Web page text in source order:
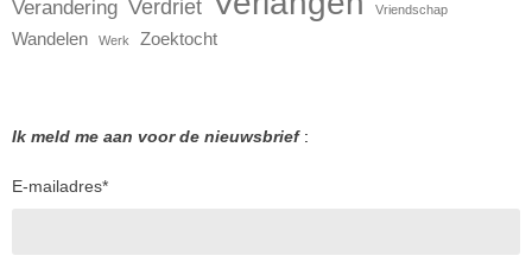
Verandering Verdriet Vriendschap
Wandelen Werk Zoektocht
Ik meld me aan voor de nieuwsbrief:
E-mailadres*